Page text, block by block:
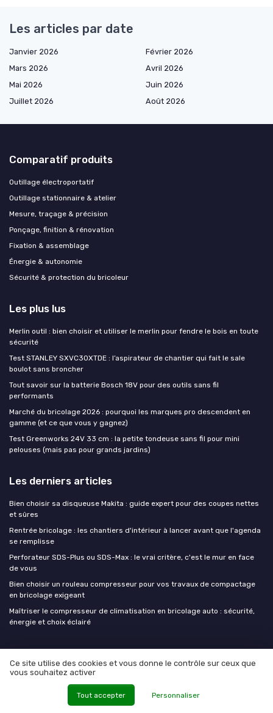
Les articles par date
Janvier 2026
Février 2026
Mars 2026
Avril 2026
Mai 2026
Juin 2026
Juillet 2026
Août 2026
Comparatif produits
Outillage électroportatif
Outillage stationnaire & atelier
Mesure, traçage & précision
Ponçage, finition & rénovation
Fixation & assemblage
Énergie & autonomie
Sécurité & protection du bricoleur
Les plus lus
Merlin outil : bien choisir et utiliser le merlin pour fendre le bois en toute
sécurité
Test STANLEY SXVC30XTDE : l’aspirateur de chantier qui fait le sale
boulot sans broncher
Tout savoir sur la batterie Bosch 18V pour des outils sans fil
performants
Marché du bricolage 2026 : pourquoi les marques pro descendent en
gamme (et ce que vous y gagnez)
Test Greenworks 24V 33 cm : la petite tondeuse sans fil pour mini
pelouses (mais pas pour grands jardins)
Les derniers articles
Bien choisir sa disqueuse Makita : guide expert pour des coupes nettes
et sûres
Rentrée bricolage : les chantiers d'intérieur à lancer avant que l'agenda
se remplisse
Perforateur SDS-Plus ou SDS-Max : le vrai critère, c'est le mur en face
de vous
Bien choisir un rouleau compresseur pour vos travaux de compactage
en bricolage exigeant
Maîtriser le compresseur de climatisation en bricolage auto : sécurité,
énergie et choix éclairé
Ce site utilise des cookies et vous donne le contrôle sur ceux que
vous souhaitez activer
Tout accepter Personnaliser